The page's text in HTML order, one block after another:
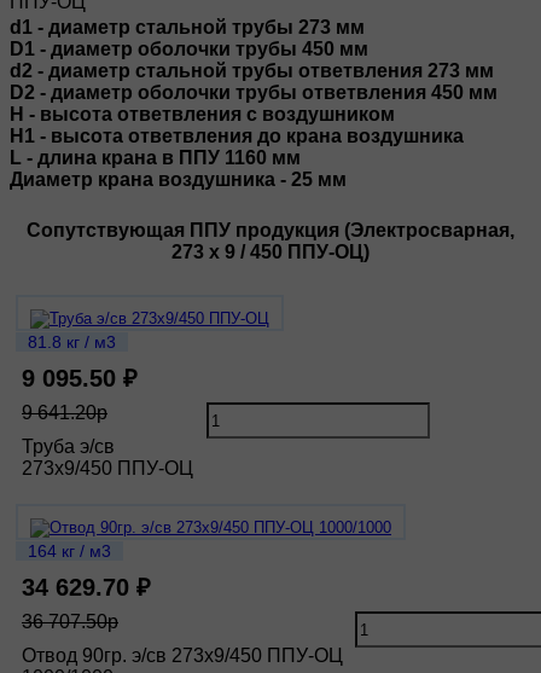
d1 - диаметр стальной трубы 273 мм
D1 - диаметр оболочки трубы 450 мм
d2 - диаметр стальной трубы ответвления 273 мм
D2 - диаметр оболочки трубы ответвления 450 мм
H - высота ответвления с воздушником
H1 - высота ответвления до крана воздушника
L - длина крана в ППУ 1160 мм
Диаметр крана воздушника - 25 мм
Сопутствующая ППУ продукция (Электросварная,
273 х 9 / 450 ППУ-ОЦ)
81.8 кг / м3
9 095.50 ₽
9 641.20р
Труба э/св
273х9/450 ППУ-ОЦ
164 кг / м3
34 629.70 ₽
36 707.50р
Отвод 90гр. э/св 273х9/450 ППУ-ОЦ